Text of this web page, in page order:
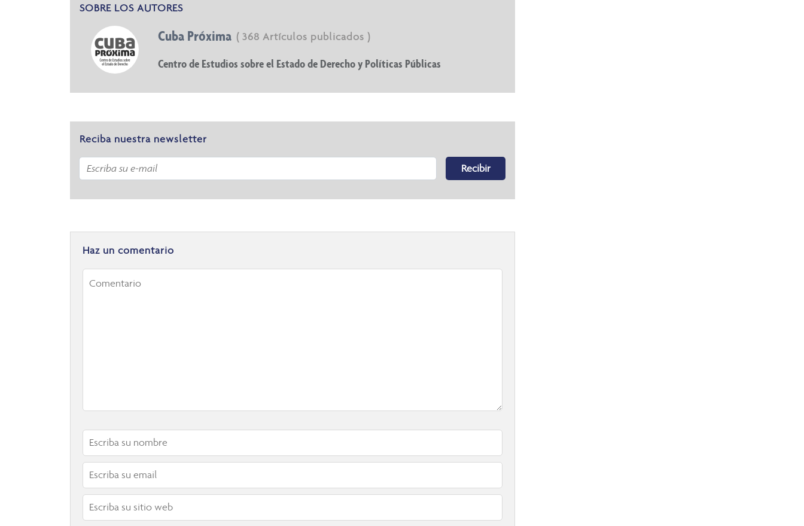
SOBRE LOS AUTORES
Cuba Próxima ( 368 Artículos publicados )
Centro de Estudios sobre el Estado de Derecho y Políticas Públicas
Reciba nuestra newsletter
Recibir
Haz un comentario